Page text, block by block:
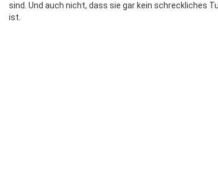
sind. Und auch nicht, dass sie gar kein schreckliches
ist.